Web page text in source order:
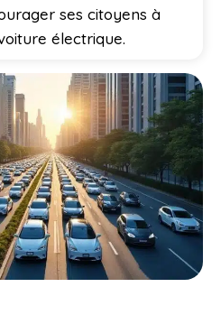
ses citoyens à
électrique.